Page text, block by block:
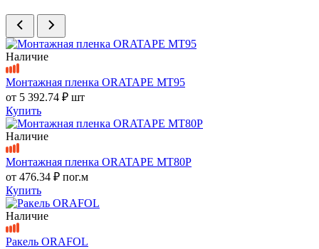
Наличие
Монтажная пленка ORATAPE MT95
от 5 392.74 ₽ шт
Купить
Наличие
Монтажная пленка ORATAPE MT80P
от 476.34 ₽ пог.м
Купить
Наличие
Ракель ORAFOL